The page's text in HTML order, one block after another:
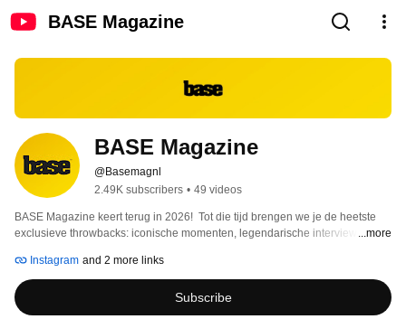
BASE Magazine
BASE Magazine
@Basemagnl
2.49K subscribers • 49 videos
BASE Magazine keert terug in 2026!  Tot die tijd brengen we je de heetste
exclusieve throwbacks: iconische momenten, legendarische interviews met
uit Straat-Dichters.nl, ademt BASE Magazine de ziel van hiphop en urban
lifestyle. Voor en door de netwerkgeneratie. Jong, online, betrokken en
ongecensureerd.
...more
Instagram and 2 more links
Subscribe